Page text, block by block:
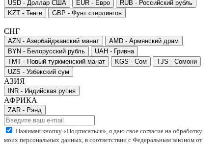
USD - Доллар США EUR - Евро RUB - Российский рубль
KZT - Тенге GBP - Фунт стерлингов
СНГ
AZN - Азербайджанский манат AMD - Армянский драм
BYN - Белорусский рубль UAH - Гривна
TMT - Новый туркменский манат KGS - Сом TJS - Сомони
UZS - Узбекский сум
АЗИЯ
INR - Индийская рупия
АФРИКА
ZAR - Рэнд
Нажимая кнопку «Подписаться», я даю свое согласие на обработку
моих персональных данных, в соответствии с Федеральным законом от